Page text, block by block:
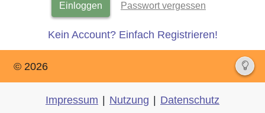
Einloggen Passwort vergessen
Kein Account? Einfach Registrieren!
© 2026
Impressum Nutzung Datenschutz